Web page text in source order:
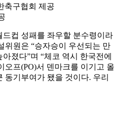
컵 성패를 좌우할 분수령이라
위원은 “승자승이 우선되는 만
졌다”며 “체코 역시 한국전에
오프(PO)서 덴마크를 이기고 올
동기부여가 됐을 것이다. 우리